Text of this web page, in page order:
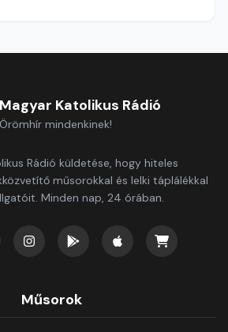
Magyar Katolikus Rádió
Örömhír mindenkinek!
Rádió küldetése, hogy hiteles
műsorokkal és lelki táplálékkal
Minden nap, 24 órában.
Műsorok